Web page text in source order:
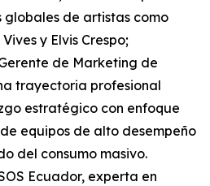
globales de artistas como
y Elvis Crespo;
de Marketing de
trayectoria profesional
estratégico con enfoque
equipos de alto desempeño
del consumo masivo.
Ecuador, experta en